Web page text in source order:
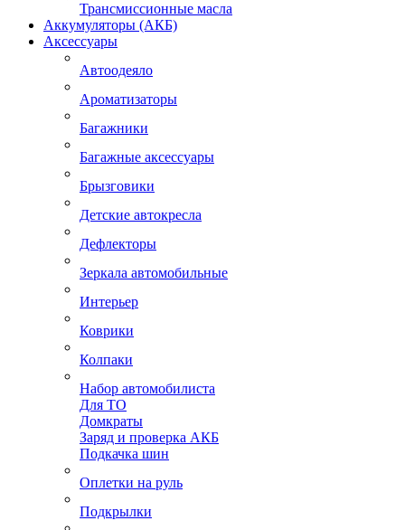
Трансмиссионные масла
Аккумуляторы (АКБ)
Аксессуары
Автоодеяло
Ароматизаторы
Багажники
Багажные аксессуары
Брызговики
Детские автокресла
Дефлекторы
Зеркала автомобильные
Интерьер
Коврики
Колпаки
Набор автомобилиста
Для ТО
Домкраты
Заряд и проверка АКБ
Подкачка шин
Оплетки на руль
Подкрылки